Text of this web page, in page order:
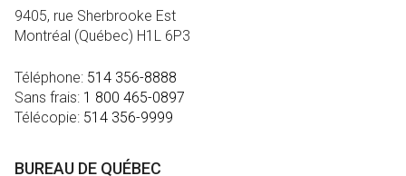
9405, rue Sherbrooke Est
Montréal (Québec) H1L 6P3
Téléphone: 514 356-8888
Sans frais: 1 800 465-0897
Télécopie: 514 356-9999
BUREAU DE QUÉBEC